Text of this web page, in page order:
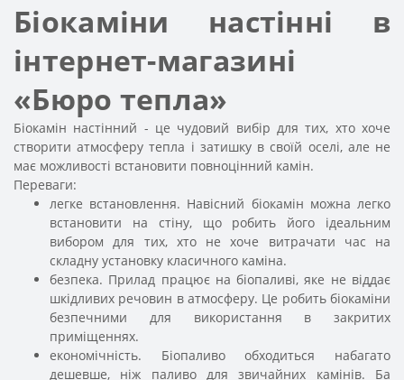
Біокаміни настінні в
інтернет-магазині
«Бюро тепла»
Біокамін настінний - це чудовий вибір для тих, хто хоче
створити атмосферу тепла і затишку в своїй оселі, але не
має можливості встановити повноцінний камін.
Переваги:
легке встановлення. Навісний біокамін можна легко
встановити на стіну, що робить його ідеальним
вибором для тих, хто не хоче витрачати час на
складну установку класичного каміна.
безпека. Прилад працює на біопаливі, яке не віддає
шкідливих речовин в атмосферу. Це робить біокаміни
безпечними для використання в закритих
приміщеннях.
економічність. Біопаливо обходиться набагато
дешевше, ніж паливо для звичайних камінів. Ба